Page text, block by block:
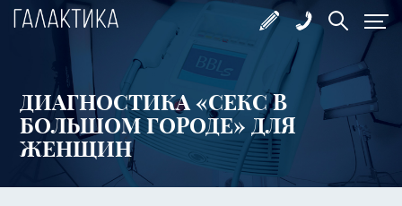
ДИАГНОСТИКА «СЕКС В
БОЛЬШОМ ГОРОДЕ» ДЛЯ
ЖЕНЩИН